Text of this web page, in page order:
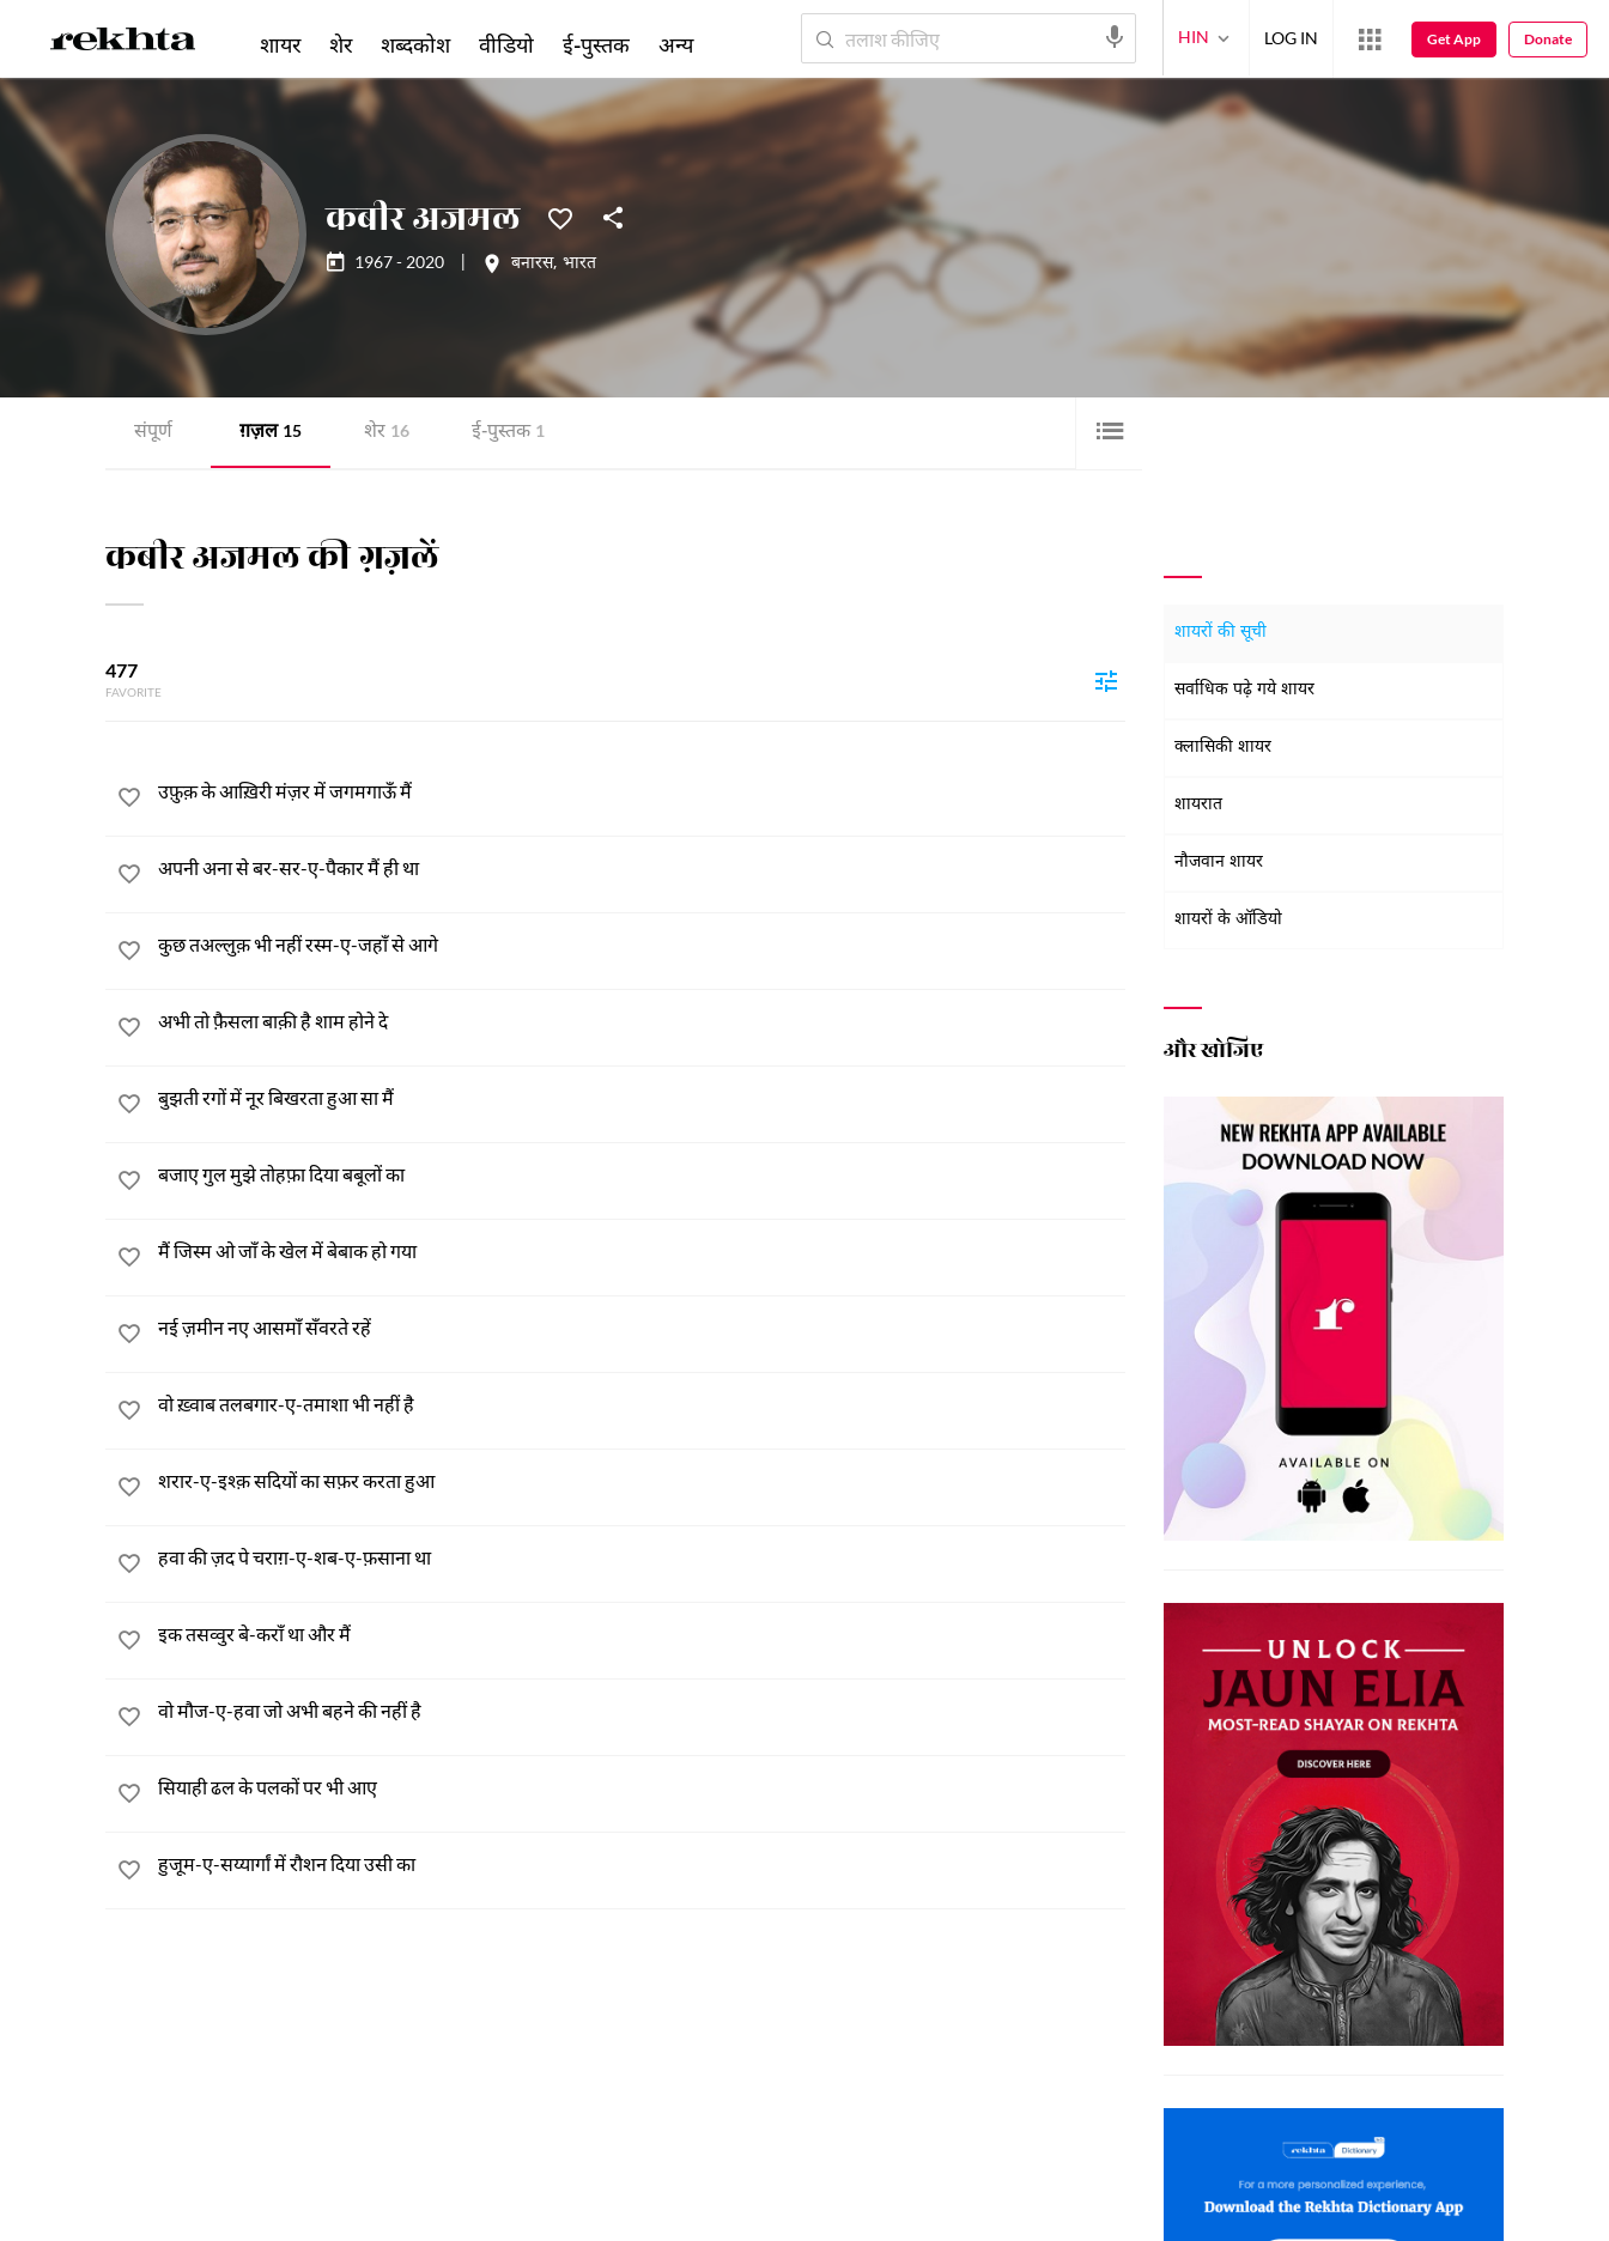
कबीर अजमल
1967 - 2020 बनारस, भारत
संपूर्ण ग़ज़ल 15 शेर 16 ई-पुस्तक 1
कबीर अजमल की ग़ज़लें
477
FAVORITE
उफ़ुक़ के आख़िरी मंज़र में जगमगाऊँ मैं
अपनी अना से बर-सर-ए-पैकार मैं ही था
कुछ तअल्लुक़ भी नहीं रस्म-ए-जहाँ से आगे
अभी तो फ़ैसला बाक़ी है शाम होने दे
बुझती रगों में नूर बिखरता हुआ सा मैं
बजाए गुल मुझे तोहफ़ा दिया बबूलों का
मैं जिस्म ओ जाँ के खेल में बेबाक हो गया
नई ज़मीन नए आसमाँ सँवरते रहें
वो ख़्वाब तलबगार-ए-तमाशा भी नहीं है
शरार-ए-इश्क़ सदियों का सफ़र करता हुआ
हवा की ज़द पे चराग़-ए-शब-ए-फ़साना था
इक तसव्वुर बे-कराँ था और मैं
वो मौज-ए-हवा जो अभी बहने की नहीं है
सियाही ढल के पलकों पर भी आए
हुजूम-ए-सय्यार्गां में रौशन दिया उसी का
शायरों की सूची
सर्वाधिक पढ़े गये शायर
क्लासिकी शायर
शायरात
नौजवान शायर
शायरों के ऑडियो
और खोजिए
शायर शेर शब्दकोश वीडियो ई-पुस्तक अन्य HIN LOG IN Get App Donate